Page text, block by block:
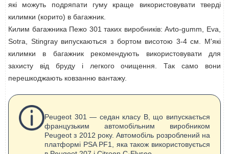
які можуть подряпати гуму краще використовувати тверді
килимки (корито) в багажник.
Килим багажника Пежо 301 таких виробників: Avto-gumm, Eva,
Sotra, Stingray випускаються з бортом висотою 3-4 см. М'які
килимки в багажник рекомендують використовувати для
захисту від бруду і легкого очищення. Так само вони
перешкоджають ковзанню вантажу.
Peugeot 301 — седан класу B, що випускається
французьким автомобільним виробником
Peugeot з 2012 року. Автомобіль розроблений на
платформі PSA PF1, яка також використовується